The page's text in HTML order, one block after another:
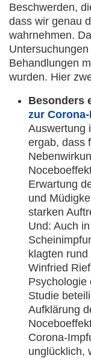
Beschwerden,
dass wir genau
wahrnehmen.
Behandlungen
wurden. Hier
Besonders
zur
Auswertung
ergab, dass
Erwartung
und
starken
Und: Auch
klagten
Winfried
Psychologie
Studie
Aufklärung
Corona-
unglücklich,